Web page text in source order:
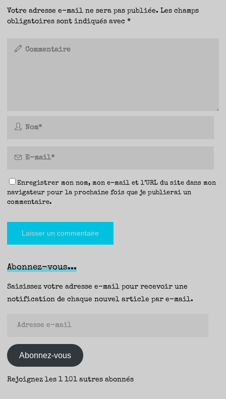
Votre adresse e-mail ne sera pas publiée. Les champs
obligatoires sont indiqués avec*
Enregistrer mon nom, mon e-mail et l’URL du site dans mon
navigateur pour la prochaine fois que je publierai un
commentaire.
Abonnez-vous...
Saisissez votre adresse e-mail pour recevoir une
notification de chaque nouvel article par e-mail.
mail
Abonnez-vous
Rejoignez les 1 101 autres abonnés